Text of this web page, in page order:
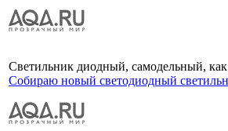
Светильник диодный, самодельный, как
Собираю новый светодиодный